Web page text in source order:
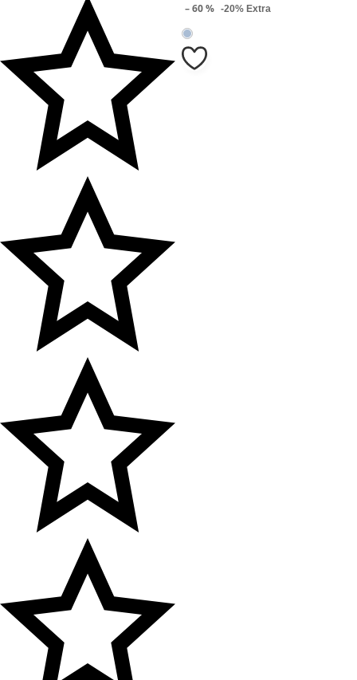
– 60 % -20% Extra